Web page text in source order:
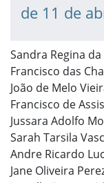
de 11 de
Sandra Regina da
Francisco das
João de Melo
Francisco de
Jussara Adolfo
Sarah Tarsila
Andre Ricardo
Jane Oliveira